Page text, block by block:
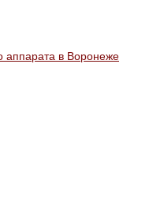
аппарата в Воронеже